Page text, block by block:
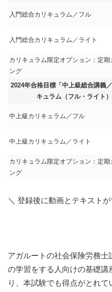
入門総合カリキュラム／フル
入門総合カリキュラム／ライト
カリキュラム限定オプション：定期
ング
2024年合格目標「中上級総合講義
キュラム（フル・ライト）
中上級カリキュラム／フル
中上級カリキュラム／ライト
カリキュラム限定オプション：定期
ング
＼ 登録後に動画とテキスト
アガルートの社会保険労務
の学習をする人向けの基礎講
り、本試験でも得点がとれて